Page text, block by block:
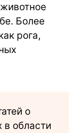
Более
рога,
о
в области